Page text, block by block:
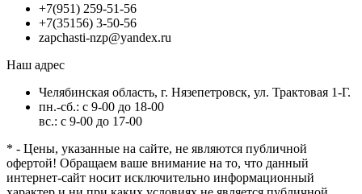
+7(951) 259-51-56
+7(35156) 3-50-56
zapchasti-nzp@yandex.ru
Наш адрес
Челябинская область, г. Нязепетровск, ул. Трактовая 1-Г.
пн.-сб.: с 9-00 до 18-00
вс.: с 9-00 до 17-00
* - Цены, указанные на сайте, не являются публичной
офертой! Обращаем ваше внимание на то, что данный
интернет-сайт носит исключительно информационный